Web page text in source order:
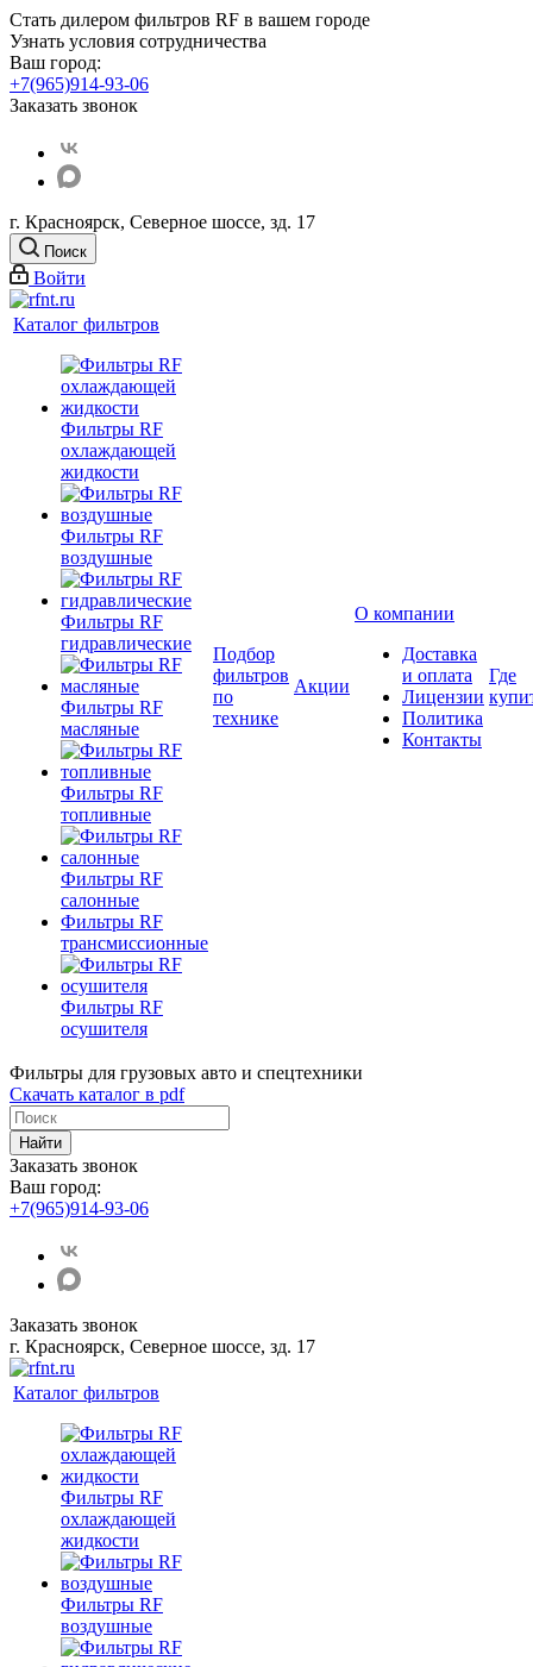
Стать дилером фильтров RF в вашем городе
Узнать условия сотрудничества
Ваш город:
+7(965)914-93-06
Заказать звонок
г. Красноярск, Северное шоссе, зд. 17
Поиск
Войти
Каталог фильтров
Фильтры RF
охлаждающей
жидкости
Фильтры RF
воздушные
Фильтры RF
гидравлические
Фильтры RF
масляные
Фильтры RF
топливные
Фильтры RF
салонные
Фильтры RF
трансмиссионные
Фильтры RF
осушителя
Подбор
фильтров
по
технике
Акции
О компании
Доставка
и оплата
Лицензии
Политика
Контакты
Где
Фильтры для грузовых авто и спецтехники
Скачать каталог в pdf
Найти
Заказать звонок
Ваш город:
+7(965)914-93-06
Заказать звонок
г. Красноярск, Северное шоссе, зд. 17
Каталог фильтров
Фильтры RF
охлаждающей
жидкости
Фильтры RF
воздушные